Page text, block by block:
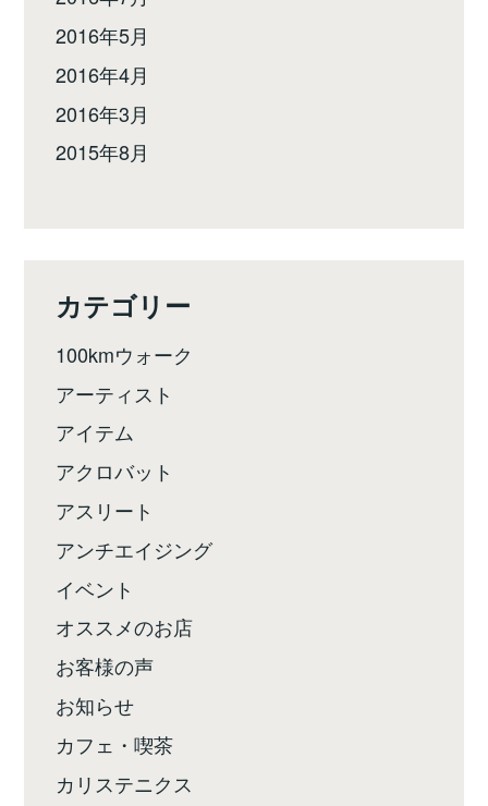
2016年5月
2016年4月
2016年3月
2015年8月
カテゴリー
100kmウォーク
アーティスト
アイテム
アクロバット
アスリート
アンチエイジング
イベント
オススメのお店
お客様の声
お知らせ
カフェ・喫茶
カリステニクス